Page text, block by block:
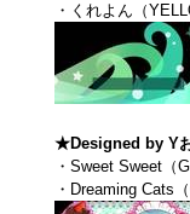
・くれよん（
★Designed by Y
・Sweet Sweet（
・Dreaming Cats